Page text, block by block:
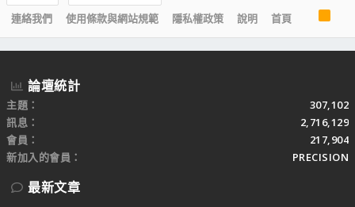
連絡我們
使用條款與網站規範 隱私權政策 說明 首頁
S
論壇統計
主題
307,102
訊息
2,716,129
會員
217,904
新加入的會員
PRECISION
最新文章